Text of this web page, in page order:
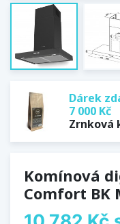
Dárek
7 000 Kč
Zrnková
Komínová
Comfort BK